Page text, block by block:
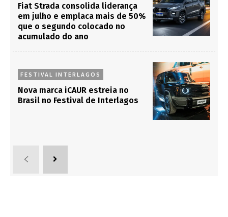
Fiat Strada consolida liderança
em julho e emplaca mais de 50%
que o segundo colocado no
acumulado do ano
FESTIVAL INTERLAGOS
Nova marca iCAUR estreia no
Brasil no Festival de Interlagos